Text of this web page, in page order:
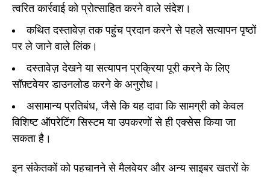
त्वरित कार्रवाई को प्रोत्साहित करने वाले संदेश।
कथित दस्तावेज़ तक पहुंच प्रदान करने से पहले सत्यापन पृष्ठों
पर ले जाने वाले लिंक।
दस्तावेज़ देखने या सत्यापन प्रक्रिया पूरी करने के लिए
सॉफ़्टवेयर डाउनलोड करने के अनुरोध।
असामान्य प्रतिबंध, जैसे कि यह दावा कि सामग्री को केवल
विशिष्ट ऑपरेटिंग सिस्टम या उपकरणों से ही एक्सेस किया जा
सकता है।
इन संकेतकों को पहचानने से मैलवेयर और अन्य साइबर खतरों के